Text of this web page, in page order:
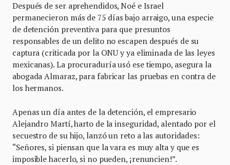
Después de ser aprehendidos, Noé e Israel
permanecieron más de 75 días bajo arraigo, una especie
de detención preventiva para que presuntos
responsables de un delito no escapen después de su
captura (criticada por la ONU y ya eliminada de las leyes
mexicanas). La procuraduría usó ese tiempo, asegura la
abogada Almaraz, para fabricar las pruebas en contra de
los hermanos.
Apenas un día antes de la detención, el empresario
Alejandro Martí, harto de la inseguridad, alentado por el
secuestro de su hijo, lanzó un reto a las autoridades:
“Señores, si piensan que la vara es muy alta y que es
imposible hacerlo, si no pueden, ¡renuncien!”.